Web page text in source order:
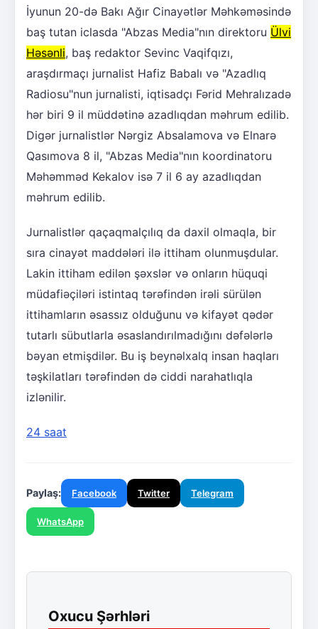
İyunun 20-də Bakı Ağır Cinayətlər Məhkəməsində
baş tutan iclasda "Abzas Media"nın direktoru Ülvi
Həsənli, baş redaktor Sevinc Vaqifqızı,
araşdırmaçı jurnalist Hafiz Babalı və "Azadlıq
Radiosu"nun jurnalisti, iqtisadçı Fərid Mehralızadə
hər biri 9 il müddətinə azadlıqdan məhrum edilib.
Digər jurnalistlər Nərgiz Absalamova və Elnarə
Qasımova 8 il, "Abzas Media"nın koordinatoru
Məhəmməd Kekalov isə 7 il 6 ay azadlıqdan
məhrum edilib.
Jurnalistlər qaçaqmalçılıq da daxil olmaqla, bir
sıra cinayət maddələri ilə ittiham olunmuşdular.
Lakin ittiham edilən şəxslər və onların hüquqi
müdafiəçiləri istintaq tərəfindən irəli sürülən
ittihamların əsassız olduğunu və kifayət qədər
tutarlı sübutlarla əsaslandırılmadığını dəfələrlə
bəyan etmişdilər. Bu iş beynəlxalq insan haqları
təşkilatları tərəfindən də ciddi narahatlıqla
izlənilir.
24 saat
Paylaş: Facebook Twitter Telegram
WhatsApp
Oxucu Şərhləri